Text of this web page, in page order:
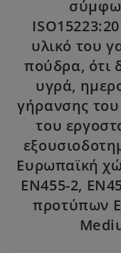
υλικό του
πούδρα, ότι
υγρά,
γήρανσης
του
Ευρωπαϊκή
ΕΝ455-2,
προτύπων